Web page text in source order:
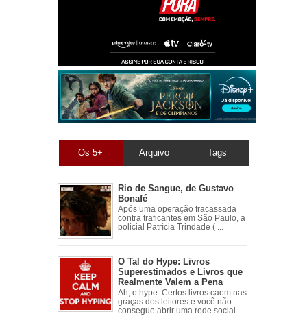
Os 5+ Arquivo Tags
Rio de Sangue, de Gustavo
Bonafé
Após uma operação fracassada
contra traficantes em São Paulo, a
policial Patrícia Trindade ( ...
O Tal do Hype: Livros
Superestimados e Livros que
Realmente Valem a Pena
Ah, o hype. Certos livros caem nas
graças dos leitores e você não
consegue abrir uma rede social ...